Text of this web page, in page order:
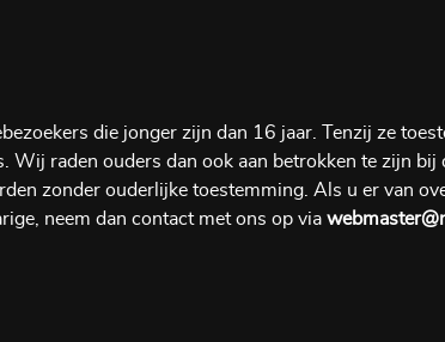
die jonger zijn dan 16 jaar. Tenzij ze
raden ouders dan ook aan betrokken te zijn bij
zonder ouderlijke toestemming. Als u er van
neem dan contact met ons op via